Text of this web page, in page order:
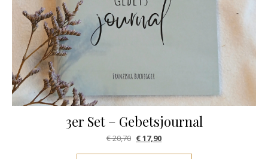
3er Set – Gebetsjournal
€20,70 Ursprünglicher Preis war: € 20,70
€17,90Aktueller Preis ist: € 17,90.